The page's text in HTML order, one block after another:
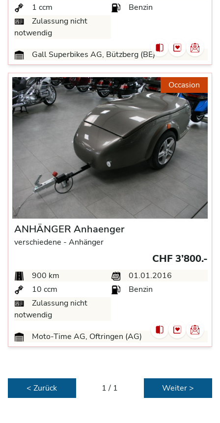
1 ccm
Benzin
Zulassung nicht
notwendig
Gall Superbikes AG, Bützberg (BE)
Occasion
ANHÄNGER Anhaenger
verschiedene - Anhänger
CHF 3’800.-
900 km
01.01.2016
10 ccm
Benzin
Zulassung nicht
notwendig
Moto-Time AG, Oftringen (AG)
< Zurück 1 / 1 Weiter >